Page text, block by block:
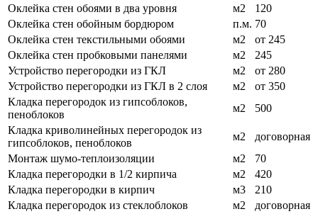
Оклейка стен обоями в два уровня
м2
120
Оклейка стен обойным бордюром
п.м. 70
Оклейка стен текстильными обоями
м2
от 245
Оклейка стен пробковыми панелями
м2
245
Устройство перегородки из ГКЛ
м2
от 280
Устройство перегородки из ГКЛ в 2 слоя
м2
от 350
Кладка перегородок из гипсоблоков,
пеноблоков
м2
500
Кладка криволинейных перегородок из
гипсоблоков, пеноблоков
м2
договорная
Монтаж шумо-теплоизоляции
м2
70
Кладка перегородки в 1/2 кирпича
м2
420
Кладка перегородки в кирпич
м3
210
Кладка перегородок из стеклоблоков
м2
договорная